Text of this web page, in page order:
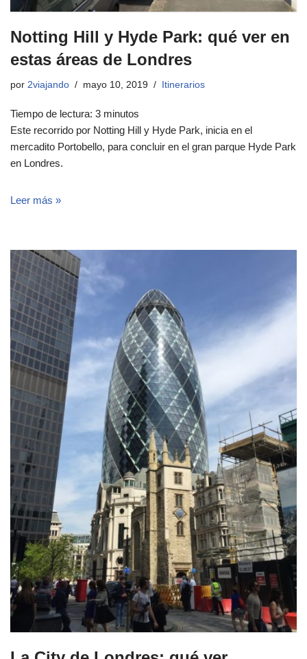
Notting Hill y Hyde Park: qué ver en
estas áreas de Londres
por 2viajando mayo 10, 2019 Itinerarios
Tiempo de lectura: 3 minutos
Este recorrido por Notting Hill y Hyde Park, inicia en el
mercadito Portobello, para concluir en el gran parque Hyde Park
en Londres.
Leer más »